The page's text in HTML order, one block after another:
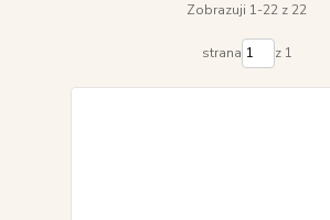
Zobrazuji 1-22 z 22
strana z 1